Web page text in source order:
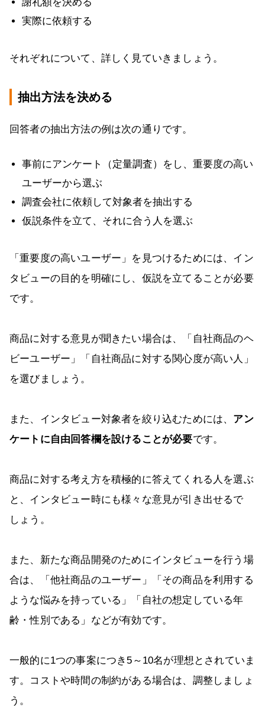
謝礼額を決める
実際に依頼する
それぞれについて、詳しく見ていきましょう。
抽出方法を決める
回答者の抽出方法の例は次の通りです。
事前にアンケート（定量調査）をし、重要度の高い
ユーザーから選ぶ
調査会社に依頼して対象者を抽出する
仮説条件を立て、それに合う人を選ぶ
「重要度の高いユーザー」を見つけるためには、イン
タビューの目的を明確にし、仮説を立てることが必要
です。
商品に対する意見が聞きたい場合は、「自社商品のヘ
ビーユーザー」「自社商品に対する関心度が高い人」
を選びましょう。
また、インタビュー対象者を絞り込むためには、 アン
ケートに自由回答欄を設けることが必要です。
商品に対する考え方を積極的に答えてくれる人を選ぶ
と、インタビュー時にも様々な意見が引き出せるで
しょう。
また、新たな商品開発のためにインタビューを行う場
合は、「他社商品のユーザー」「その商品を利用する
ような悩みを持っている」「自社の想定している年
齢・性別である」などが有効です。
一般的に1つの事案につき5～10名が理想とされていま
す。コストや時間の制約がある場合は、調整しましょ
う。